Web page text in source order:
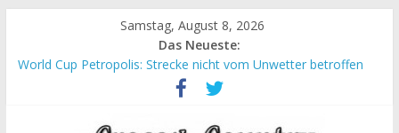
Samstag, August 8, 2026
Das Neueste:
World Cup Petropolis: Strecke nicht vom Unwetter betroffen
Krumbach und Obergessertshausen: Mountainbike-Bundesliga
Supercup Massi Banyoles: Siege für Carod und Richards